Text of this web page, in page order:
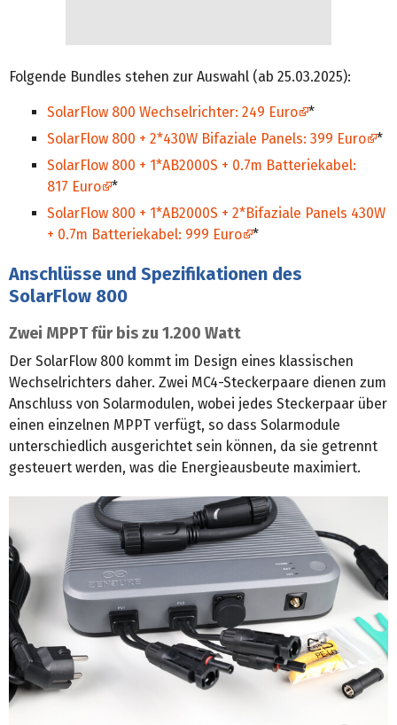
Folgende Bundles stehen zur Auswahl (ab 25.03.2025):
SolarFlow 800 Wechselrichter: 249 Euro
*
SolarFlow 800 + 2*430W Bifaziale Panels: 399 Euro
*
SolarFlow 800 + 1*AB2000S + 0.7m Batteriekabel:
817 Euro
*
SolarFlow 800 + 1*AB2000S + 2*Bifaziale Panels 430W
+ 0.7m Batteriekabel: 999 Euro
*
Anschlüsse und Spezifikationen des
SolarFlow 800
Zwei MPPT für bis zu 1.200 Watt
Der SolarFlow 800 kommt im Design eines klassischen
Wechselrichters daher. Zwei MC4-Steckerpaare dienen zum
Anschluss von Solarmodulen, wobei jedes Steckerpaar über
einen einzelnen MPPT verfügt, so dass Solarmodule
unterschiedlich ausgerichtet sein können, da sie getrennt
gesteuert werden, was die Energieausbeute maximiert.